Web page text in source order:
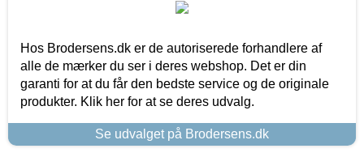
Hos Brodersens.dk er de autoriserede forhandlere af
alle de mærker du ser i deres webshop. Det er din
garanti for at du får den bedste service og de originale
produkter. Klik her for at se deres udvalg.
Se udvalget på Brodersens.dk